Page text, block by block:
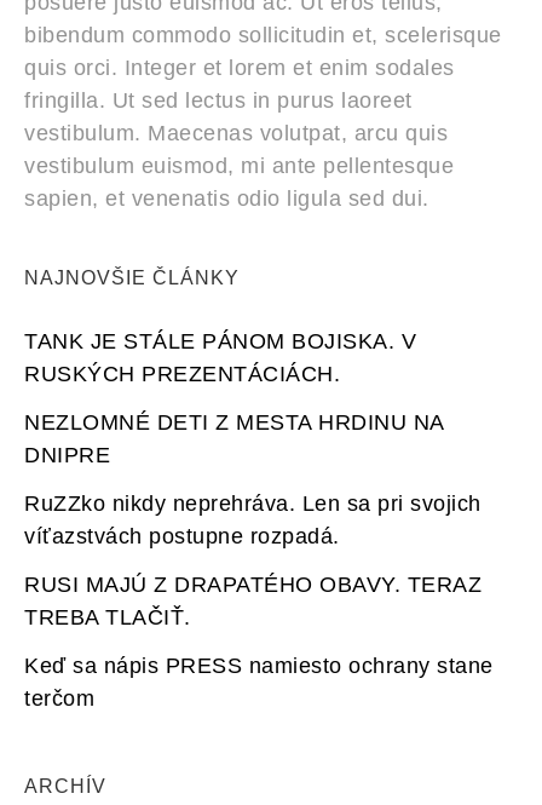
bibendum commodo sollicitudin et, scelerisque
quis orci. Integer et lorem et enim sodales
fringilla. Ut sed lectus in purus laoreet
vestibulum. Maecenas volutpat, arcu quis
vestibulum euismod, mi ante pellentesque
sapien, et venenatis odio ligula sed dui.
NAJNOVŠIE ČLÁNKY
TANK JE STÁLE PÁNOM BOJISKA. V
RUSKÝCH PREZENTÁCIÁCH.
NEZLOMNÉ DETI Z MESTA HRDINU NA
DNIPRE
RuZZko nikdy neprehráva. Len sa pri svojich
víťazstvách postupne rozpadá.
RUSI MAJÚ Z DRAPATÉHO OBAVY. TERAZ
TREBA TLAČIŤ.
Keď sa nápis PRESS namiesto ochrany stane
terčom
ARCHÍV